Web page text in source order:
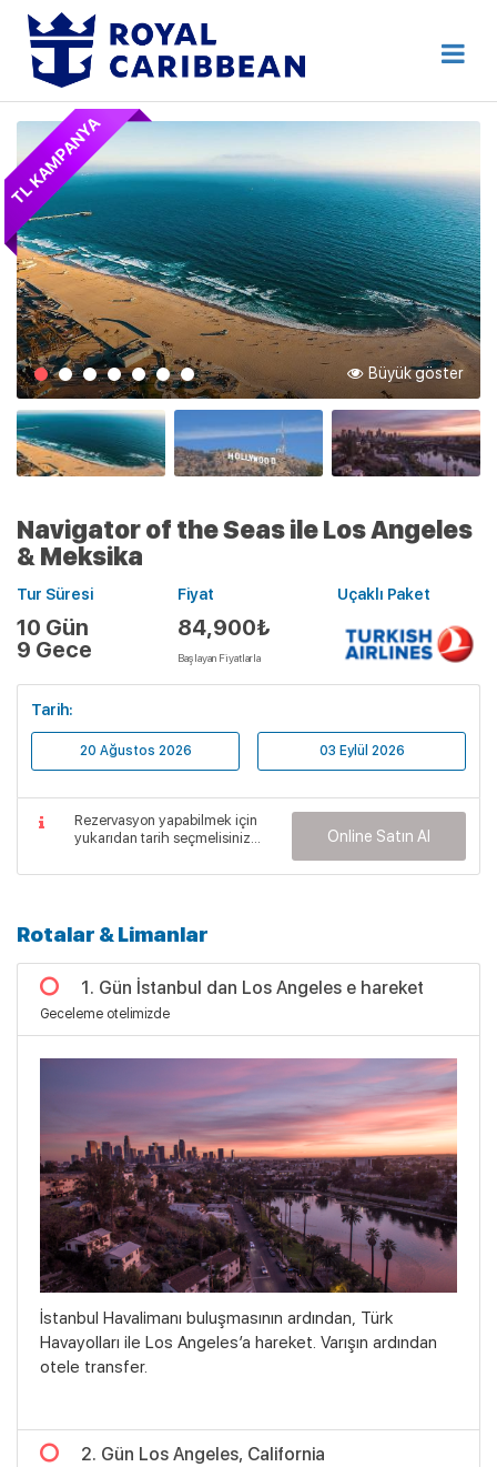
Anasayfa
Hakkımızda
İletişim
Kurumsal Geziler
Blog
Online Check In
Giriş Yap
Destek Hattı 444 80 92
Erken Rezervasyon
TL KAMPANYA
Büyük göster
Navigator of the Seas ile Los Angeles
& Meksika
Tur Süresi
10 Gün
9 Gece
Fiyat
84,900₺
Başlayan Fiyatlarla
Uçaklı Paket
Tarih:
20 Ağustos 2026 03 Eylül 2026
Rezervasyon yapabilmek için
yukarıdan tarih seçmelisiniz...
Online Satın Al
Rotalar & Limanlar
1. Gün İstanbul dan Los Angeles e hareket
Geceleme otelimizde
İstanbul Havalimanı buluşmasının ardından, Türk
Havayolları ile Los Angeles’a hareket. Varışın ardından
otele transfer.
2. Gün Los Angeles, California